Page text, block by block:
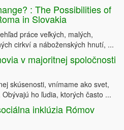
: The Possibilities of
in Slovakia
práce veľkých, malých,
cirkví a náboženských hnutí, ...
v majoritnej spoločnosti
skúsenosti, vnímame ako svet,
ho ľudia, ktorých často ...
inklúzia Rómov